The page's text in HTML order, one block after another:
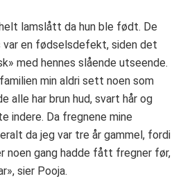
lamslått da hun ble født. De
var en fødselsdefekt, siden det
med hennes slående utseende.
min aldri sett noen som
alle har brun hud, svart hår og
indere. Da fregnene mine
da jeg var tre år gammel, fordi
noen gang hadde fått fregner før,
sier Pooja.